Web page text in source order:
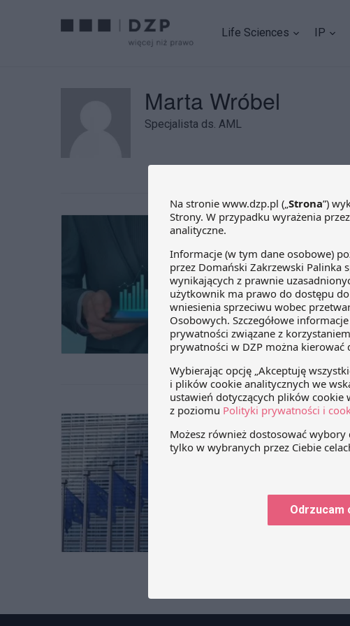
Life Sciences IP
Marta Wróbel
Specjalista ds. AML
Nowa
22 stycznia 2024
W dniu 6
Finansów
poprzednią
ocena ryzyka
UE
jak
Rosyjska
sankcji. 18
w związku jej
Odrzucam